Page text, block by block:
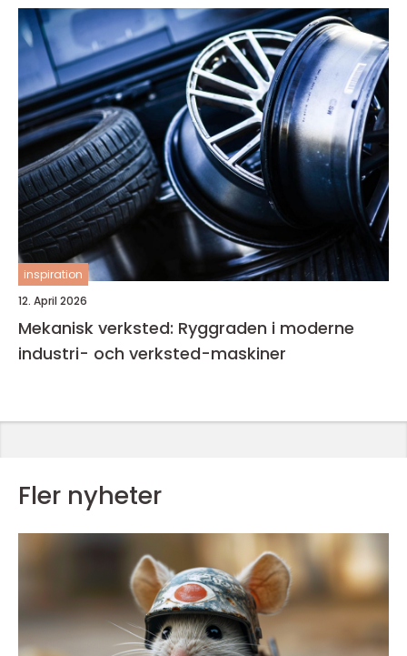
inspiration
12. April 2026
Mekanisk verksted: Ryggraden i moderne
industri- och verksted-maskiner
Fler nyheter